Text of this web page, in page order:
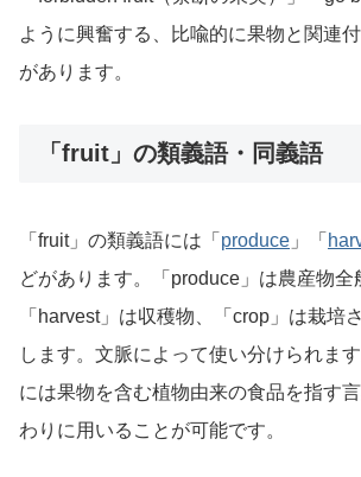
ように興奮する、比喩的に果物と関連
があります。
「fruit」の類義語・同義語
「fruit」の類義語には「 produce 」「
どがあります。「produce」は農産物全
「harvest」は収穫物、「crop」は栽培
します。文脈によって使い分けられま
には果物を含む植物由来の食品を指す
わりに用いることが可能です。